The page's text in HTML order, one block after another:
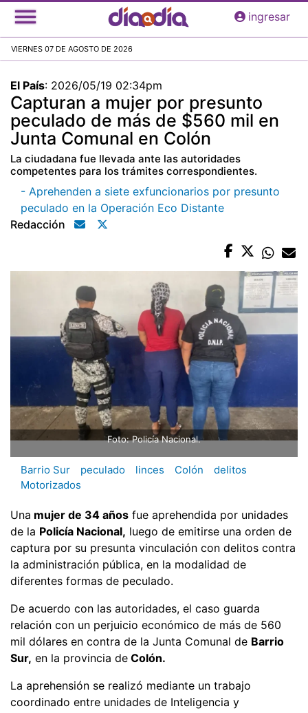
Pasar
al
principal
ingresar
VIERNES 07 DE AGOSTO DE 2026
El País: 2026/05/19 02:34pm
Capturan a mujer por presunto
peculado de más de $560 mil en
Junta Comunal en Colón
La ciudadana fue llevada ante las autoridades
competentes para los trámites correspondientes.
- Aprehenden a siete exfuncionarios por presunto
peculado en la Operación Eco Distante
Redacción
Foto: Policía Nacional.
Barrio Sur peculado linces Colón
delitos
Motorizados
Una mujer de 34 años fue aprehendida por unidades
de la Policía Nacional, luego de emitirse una orden de
captura por su presunta vinculación con delitos contra
la administración pública, en la modalidad de
diferentes formas de peculado.
De acuerdo con las autoridades, el caso guarda
relación con un perjuicio económico de más de 560
mil dólares en contra de la Junta Comunal de Barrio
Sur, en la provincia de Colón.
La aprehensión se realizó mediante un trabajo
coordinado entre unidades de Inteligencia y